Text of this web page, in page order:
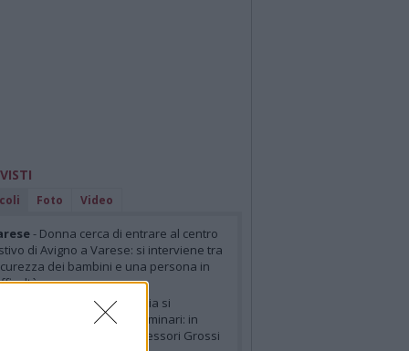
Foto Video
- Donna cerca di entrare al centro
di Avigno a Varese: si interviene tra
dei bambini e una persona in
- Sette Laghi e Insubria si
preparano a salutare due luminari: in
pensione a novembre i professori Grossi